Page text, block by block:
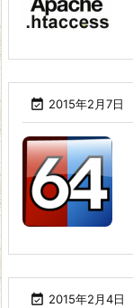
 2015年2月7日
 2015年2月4日